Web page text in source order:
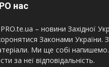
нас
– новини Західної
Законами України.
Ми ще собі
за неї відповідальність.